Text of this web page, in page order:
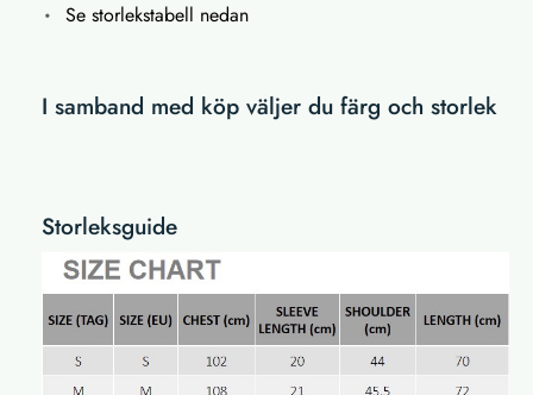
Se storlekstabell nedan
I samband med köp väljer du färg och storlek
Storleksguide